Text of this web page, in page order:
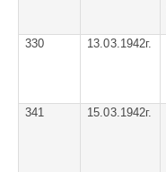
330
13.03.1942г.
341
15.03.1942г.